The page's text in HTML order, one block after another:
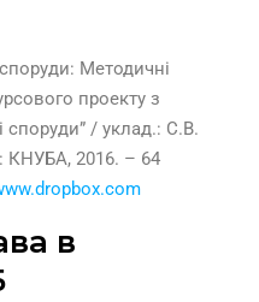
Методичні
проекту з
споруди” / уклад.: С.В.
КНУБА, 2016. – 64
в